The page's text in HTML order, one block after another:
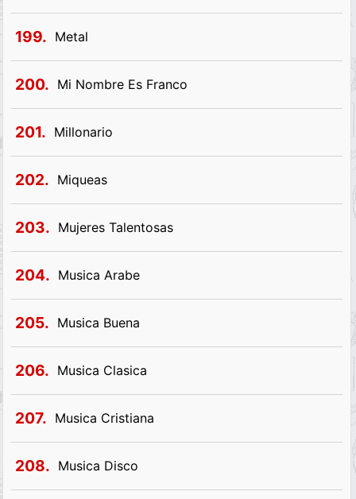
199. Metal
200. Mi Nombre Es Franco
201. Millonario
202. Miqueas
203. Mujeres Talentosas
204. Musica Arabe
205. Musica Buena
206. Musica Clasica
207. Musica Cristiana
208. Musica Disco